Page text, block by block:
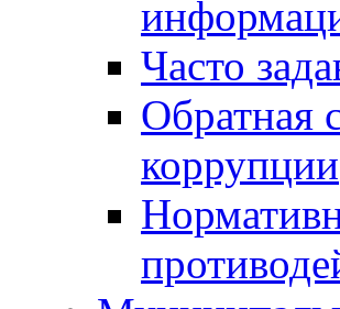
Часто
Обратная
коррупции